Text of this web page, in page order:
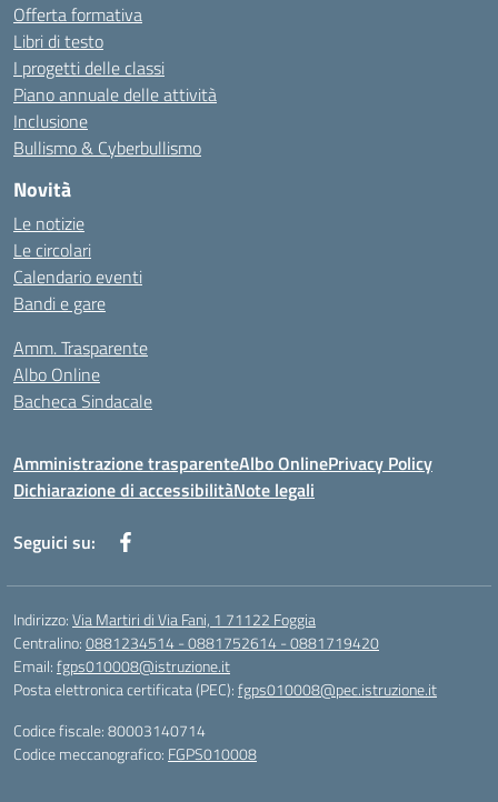
Offerta formativa
Libri di testo
I progetti delle classi
Piano annuale delle attività
Inclusione
Bullismo & Cyberbullismo
Novità
Le notizie
Le circolari
Calendario eventi
Bandi e gare
Amm. Trasparente
Albo Online
Bacheca Sindacale
Amministrazione trasparenteAlbo OnlinePrivacy Policy
Dichiarazione di accessibilitàNote legali
Seguici su:
Indirizzo:Via Martiri di Via Fani, 1 71122 Foggia
Centralino:0881234514 - 0881752614 - 0881719420
Email:fgps010008@istruzione.it
Posta elettronica certificata (PEC):fgps010008@pec.istruzione.it
Codice fiscale: 80003140714
Codice meccanografico: FGPS010008